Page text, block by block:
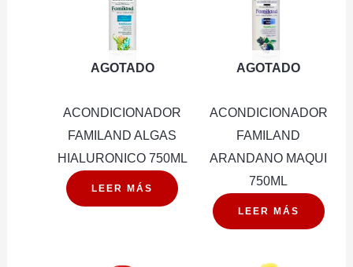
AGOTADO
ACONDICIONADOR
FAMILAND ALGAS
HIALURONICO 750ML
LEER MÁS
AGOTADO
ACONDICIONADOR
FAMILAND
ARANDANO MAQUI
750ML
LEER MÁS